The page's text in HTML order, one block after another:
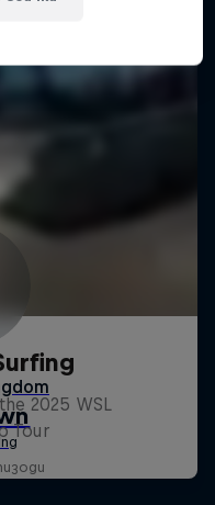
2025 WSL
Tour